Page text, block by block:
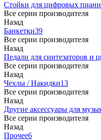
Стойки для цифровых
Все серии производителя
Назад
Банкетки39
Все серии производителя
Назад
Педали для синтезаторов и
Все серии производителя
Назад
Чехлы / Накидки13
Все серии производителя
Назад
Другие аксессуары для
Все серии производителя
Назад
Прочее6